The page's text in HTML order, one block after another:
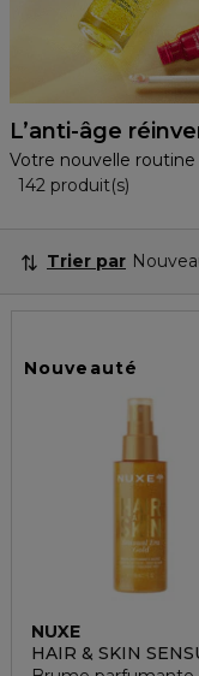
L’anti-âge
Votre nouvelle
142 produit(s)
Trier par
Nouveauté
NUXE
HAIR & SKIN